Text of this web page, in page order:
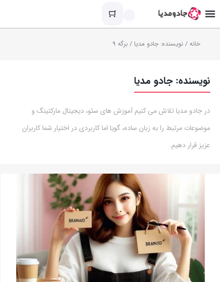
خانه/ نویسنده: جادو مدیا / برگه 9
نویسنده: جادو مدیا
در جادو مدیا تلاش می کنیم آموزش های سئو، دیجیتال مارکتینگ و
موضوعات مرتبط را به زبان ساده، گویا اما کاربردی در اختیار شما کاربران
عزیز قرار دهیم.